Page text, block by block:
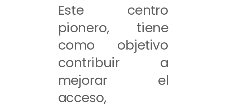
Este centro
pionero, tiene
como objetivo
contribuir a
mejorar el
acceso,